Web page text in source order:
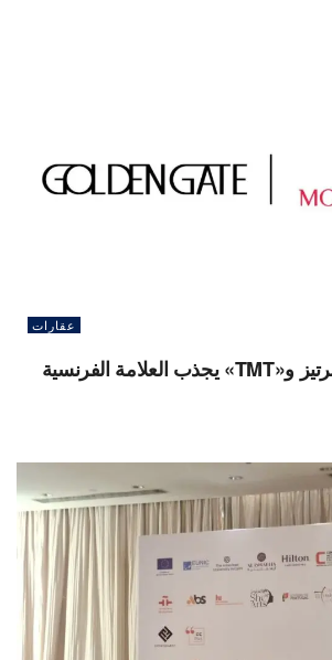
عقارات
تحالف ريدكون بروبرتيز و«TMT» يجذب العلامة الفرنسية